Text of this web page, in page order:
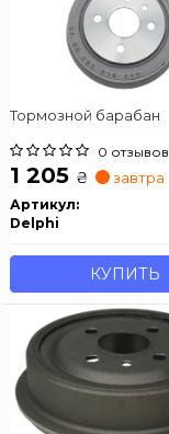
Тормозной барабан
0 отзывов
1 205 ₴ завтра
Артикул:
Delphi
КУПИТЬ